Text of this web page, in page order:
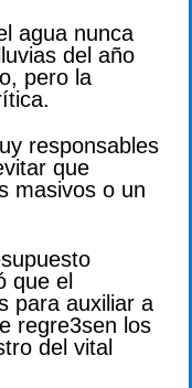
agua nunca
del año
pero la
responsables
que
masivos o un
que el
para auxiliar a
regre3sen los
del vital